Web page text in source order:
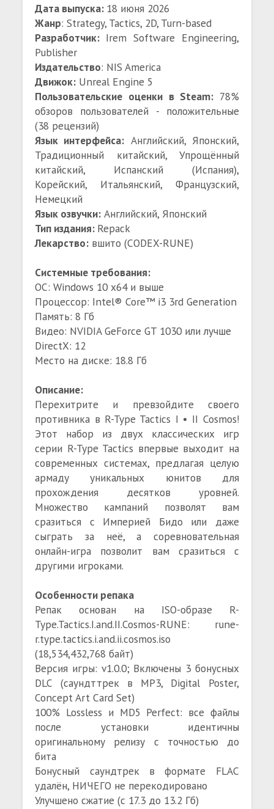
Дата выпуска: 18 июня 2026
Жанр: Strategy, Tactics, 2D, Turn-based
Разработчик: Irem Software Engineering,
Publisher
Издательство: NIS America
Движок: Unreal Engine 5
Пользовательские оценки в Steam: 78%
обзоров пользователей - положительные
(38 рецензий)
Язык интерфейса: Английский, Японский,
Традиционный китайский, Упрощённый
китайский, Испанский (Испания),
Корейский, Итальянский, Французский,
Немецкий
Язык озвучки: Английский, Японский
Тип издания: Repack
Лекарство: вшито (CODEX-RUNE)
Системные требования:
ОС: Windows 10 x64 и выше
Процессор: Intel® Core™ i3 3rd Generation
Память: 8 Гб
Видео: NVIDIA GeForce GT 1030 или лучше
DirectX: 12
Место на диске: 18.8 Гб
Описание:
Перехитрите и превзойдите своего
противника в R-Type Tactics I • II Cosmos!
Этот набор из двух классических игр
серии R-Type Tactics впервые выходит на
современных системах, предлагая целую
армаду уникальных юнитов для
прохождения десятков уровней.
Множество кампаний позволят вам
сразиться с Империей Бидо или даже
сыграть за неё, а соревновательная
онлайн-игра позволит вам сразиться с
другими игроками.
Особенности репака
Репак основан на ISO-образе R-
Type.Tactics.I.and.II.Cosmos-RUNE: rune-
r.type.tactics.i.and.ii.cosmos.iso
(18,534,432,768 байт)
Версия игры: v1.0.0; Включены 3 бонусных
DLC (саундттрек в MP3, Digital Poster,
Concept Art Card Set)
100% Lossless и MD5 Perfect: все файлы
после установки идентичны
оригинальному релизу с точностью до
бита
Бонусный саундтрек в формате FLAC
удалён, НИЧЕГО не перекодировано
Улучшено сжатие (с 17.3 до 13.2 Гб)